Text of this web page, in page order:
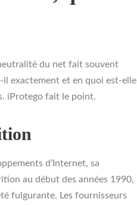
du net fait souvent
il exactement et en quoi est-elle
iProtego fait le point.
d’Internet, sa
au début des années 1990,
fulgurante. Les fournisseurs